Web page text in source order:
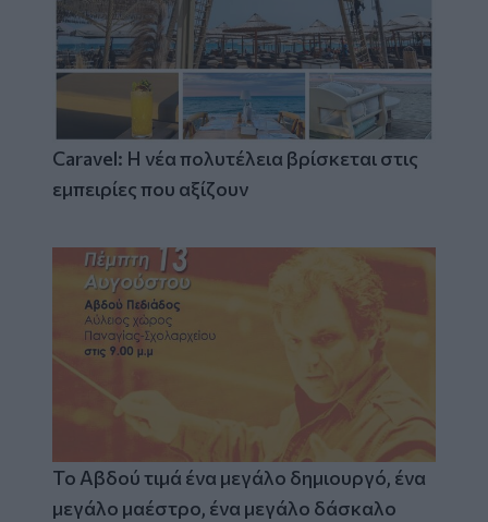
Caravel: Η νέα πολυτέλεια βρίσκεται στις
εμπειρίες που αξίζουν
Το Αβδού τιμά ένα μεγάλο δημιουργό, ένα
μεγάλο μαέστρο, ένα μεγάλο δάσκαλο